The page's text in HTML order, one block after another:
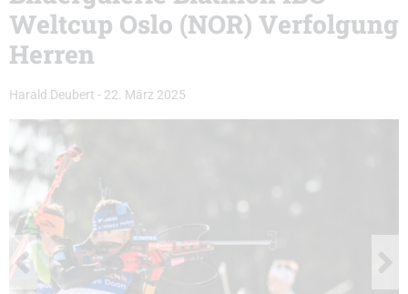
Weltcup Oslo (NOR) Verfolgung
Herren
Harald Deubert - 22. März 2025